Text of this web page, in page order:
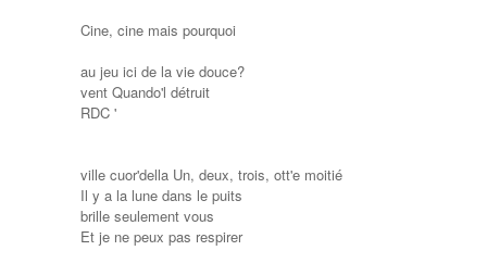
Cine, cine mais pourquoi
au jeu ici de la vie douce?
vent Quando'l détruit
RDC '
ville cuor'della Un, deux, trois, ott'e moitié
Il y a la lune dans le puits
brille seulement vous
Et je ne peux pas respirer